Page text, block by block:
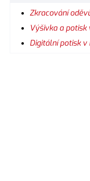
Zkracování
Výšivka a
Digitální potisk